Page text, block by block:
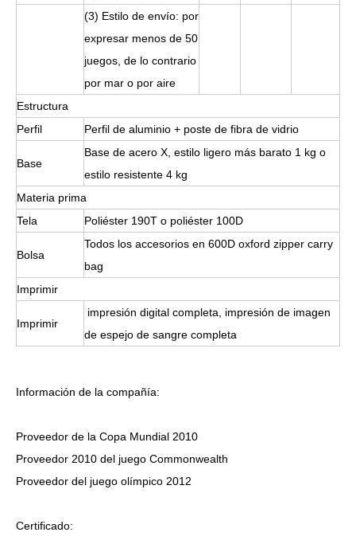
(3) Estilo de envío: por
expresar menos de 50
juegos, de lo contrario
por mar o por aire
Estructura
Perfil
Perfil de aluminio + poste de fibra de vidrio
Base
Base de acero X, estilo ligero más barato 1 kg o
estilo resistente 4 kg
Materia prima
Tela
Poliéster 190T o poliéster 100D
Bolsa
Todos los accesorios en 600D oxford zipper carry
bag
Imprimir
Imprimir
impresión digital completa, impresión de imagen
de espejo de sangre completa
Información de la compañía:
Proveedor de la Copa Mundial 2010
Proveedor 2010 del juego Commonwealth
Proveedor del juego olímpico 2012
Certificado: